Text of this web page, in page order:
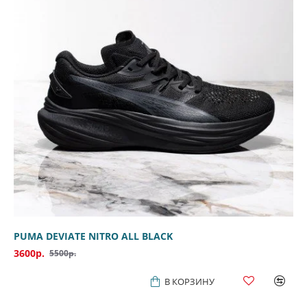
PUMA DEVIATE NITRO ALL BLACK
3600р. 5500р.
В КОРЗИНУ